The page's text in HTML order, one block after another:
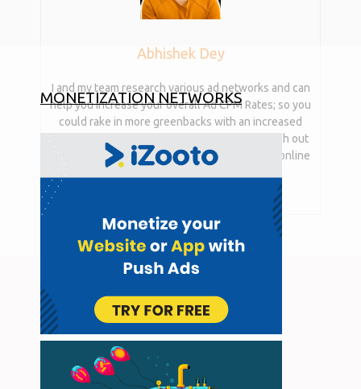
Abhishek Dey
I and my team research various ad networks and can
help you increase your overall Ad CPM Rates; so you
could rake in more greenbacks with an increased
website revenue. I am just a mail away, so reach out
to me if you want to tap into the power of the online
MONETIZATION NETWORKS